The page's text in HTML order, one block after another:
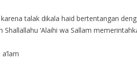
talak dikala haid bertentangan
Shallallahu ‘Alaihi wa Sallam